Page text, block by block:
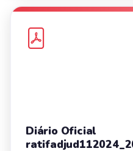
Diário Oficial